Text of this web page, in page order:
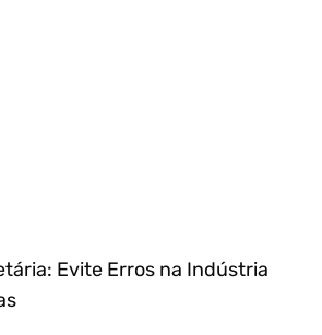
Evite Erros na Indústria